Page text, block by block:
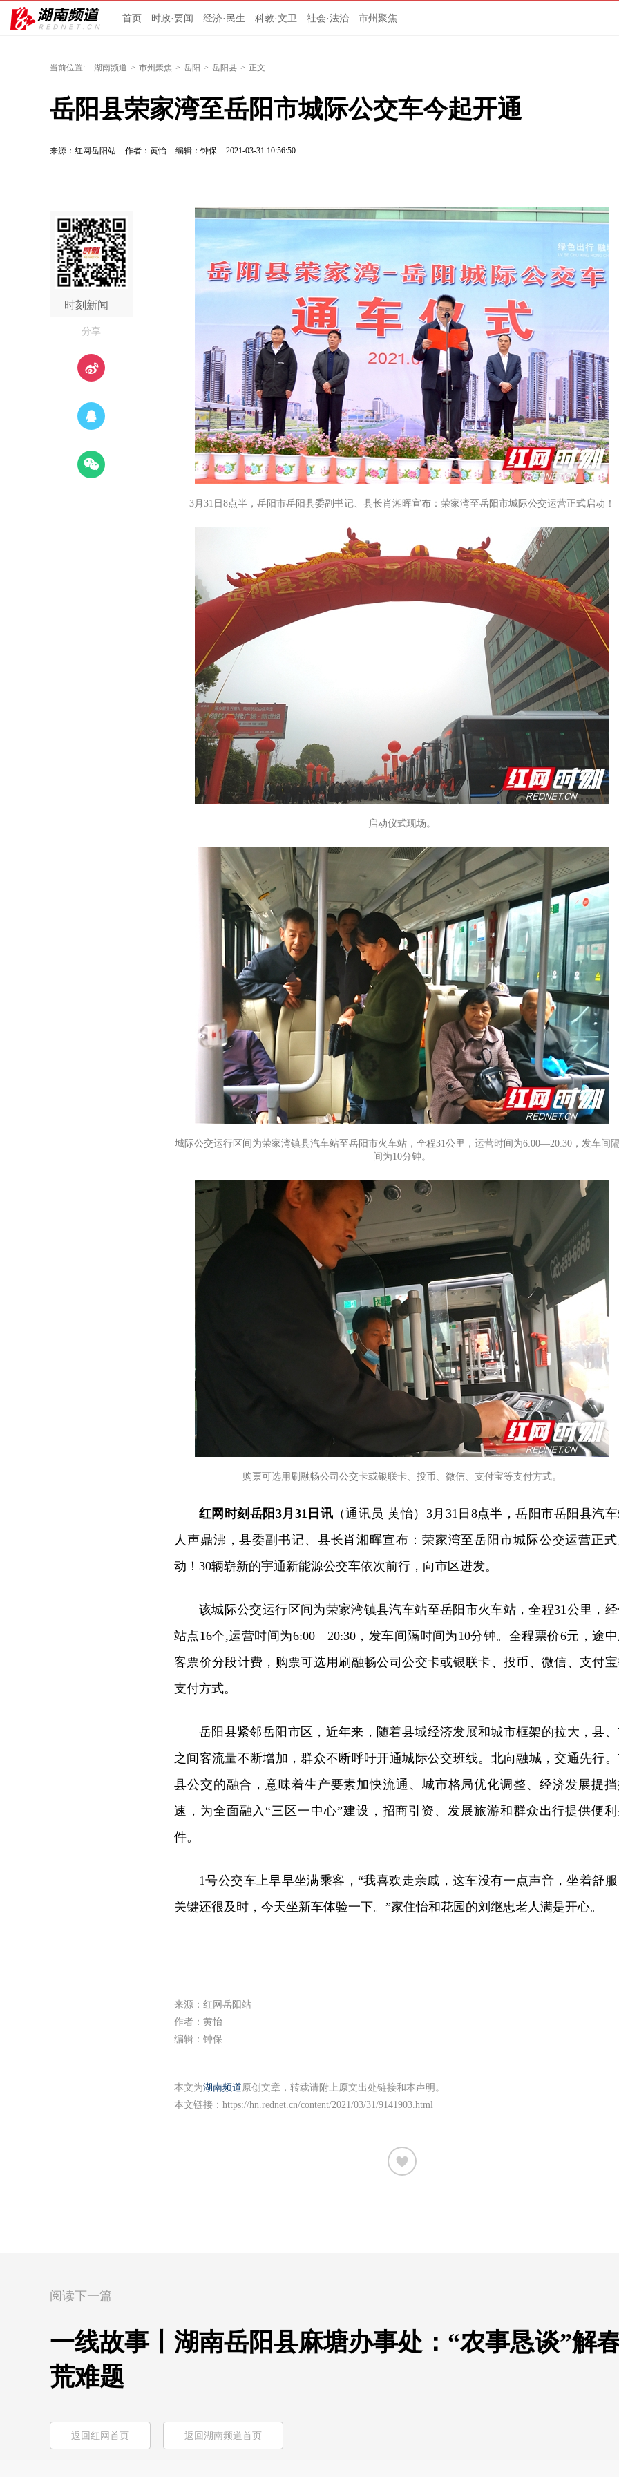
首页 时政·要闻 经济·民生 科教·文卫 社会·法治 市州聚焦
当前位置: 湖南频道 > 市州聚焦 > 岳阳 > 岳阳县 > 正文
岳阳县荣家湾至岳阳市城际公交车今起开通
来源：红网岳阳站 作者：黄怡 编辑：钟保 2021-03-31 10:56:50
时刻新闻
—分享—
3月31日8点半，岳阳市岳阳县委副书记、县长肖湘晖宣布：荣家湾至岳阳市城际公交运营正式启动！
启动仪式现场。
城际公交运行区间为荣家湾镇县汽车站至岳阳市火车站，全程31公里，运营时间为6:00—20:30，发车间
间为10分钟。
购票可选用刷融畅公司公交卡或银联卡、投币、微信、支付宝等支付方式。
红网时刻岳阳3月31日讯 （通讯员 黄怡） 3月 31 日 8点半，岳阳市岳阳县汽
人声鼎沸，县委副书记、县长肖湘晖宣布：荣家湾至岳阳市城际公交运营正
动！ 30辆崭新的宇通新能源公交车依次前行，向市区进发。
该城际公交运行区间为荣家湾镇县汽车站至岳阳市火车站，全程31公里，
站点16个,运营时间为6:00—20:30，发车间隔时间为10分钟。全程票价6元，途
客票价分段计费，购票可选用刷融畅公司公交卡或银联卡、投币、微信、支付
支付方式。
岳阳县紧邻岳阳市区，近年来，随着县域经济发展和城市框架的拉大，县
之间客流量不断增加，群众不断呼吁开通城际公交班线。北向融城，交通先行
县公交的融合，意味着生产要素加快流通、城市格局优化调整、经济发展提
速，为全面融入“三区一中心”建设，招商引资、发展旅游和群众出行提供便
件。
1号公交车上早早坐满乘客，“我喜欢走亲戚，这车没有一点声音，坐着舒
关键还很及时，今天坐新车体验一下。”家住怡和花园的刘继忠老人满是开心。
来源：红网岳阳站
作者：黄怡
编辑：钟保
本文为湖南频道原创文章，转载请附上原文出处链接和本声明。
本文链接： https://hn.rednet.cn/content/2021/03/31/9141903.html
阅读下一篇
一线故事丨湖南岳阳县麻塘办事处：“农事恳谈”解
荒难题
返回红网首页 返回湖南频道首页